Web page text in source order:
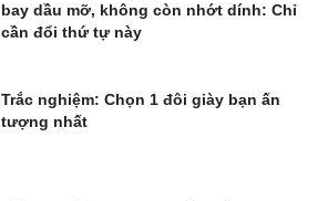
bay dầu mỡ, không còn nhớt dính: Chỉ
cần đổi thứ tự này
Trắc nghiệm: Chọn 1 đôi giày bạn ấn
tượng nhất